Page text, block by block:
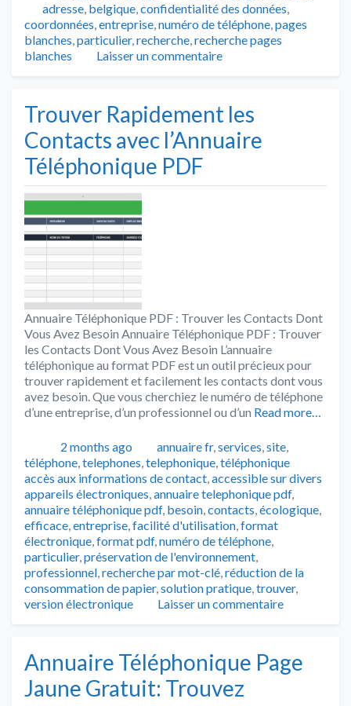
Tags
adresse, belgique,confidentialité des données,
coordonnées,entreprise,numéro de téléphone,pages
blanches,particulier,recherche,recherche pages
blanches
Laisser un commentaire
Trouver Rapidement les
Contacts avec l’Annuaire
Téléphonique PDF
Annuaire Téléphonique PDF : Trouver les Contacts Dont
Vous Avez Besoin Annuaire Téléphonique PDF : Trouver
les Contacts Dont Vous Avez Besoin L’annuaire
téléphonique au format PDF est un outil précieux pour
trouver rapidement et facilement les contacts dont vous
avez besoin. Que vous cherchiez le numéro de téléphone
d’une entreprise, d’un professionnel ou d’un Read more…
Publié2 months ago Catégories
annuaire fr,services,site,
téléphone,telephones,telephonique,téléphonique
accès aux informations de contact,accessible sur divers
appareils électroniques,annuaire telephonique pdf,
annuaire téléphonique pdf, besoin,contacts,écologique,
efficace,entreprise,facilité d'utilisation,format
électronique,format pdf,numéro de téléphone,
particulier,préservation de l'environnement,
professionnel,recherche par mot-clé,réduction de la
consommation de papier,solution pratique,trouver,
version électronique
Laisser un commentaire
Annuaire Téléphonique Page
Jaune Gratuit: Trouvez